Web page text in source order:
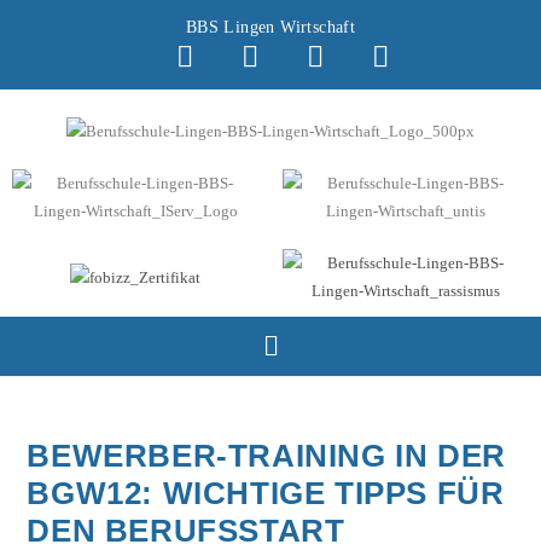
BBS Lingen Wirtschaft
BEWERBER-TRAINING IN DER
BGW12: WICHTIGE TIPPS FÜR
DEN BERUFSSTART